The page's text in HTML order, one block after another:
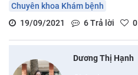
Chuyên khoa Khám bệnh
19/09/2021
6Trả lời 0
Dương Thị Hạnh